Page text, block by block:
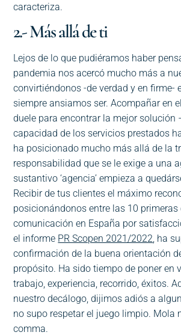
caracteriza.
2.- Más allá de ti
Lejos de lo que pudiéramos haber
pandemia nos acercó mucho más a
convirtiéndonos -de verdad y en firme-
siempre ansiamos ser. Acompañar en
duele para encontrar la mejor solución
capacidad de los servicios prestados
ha posicionado mucho más allá de la
responsabilidad que se le exige a una
sustantivo ‘agencia’ empieza a
Recibir de tus clientes el máximo
posicionándonos entre las 10
comunicación en España por
el informe PR Scopen 2021/2022, ha
confirmación de la buena orientación
propósito. Ha sido tiempo de poner en
trabajo, experiencia, recorrido, éxitos.
nuestro decálogo, dijimos adiós a
no supo respetar el juego limpio. Mola
comma.